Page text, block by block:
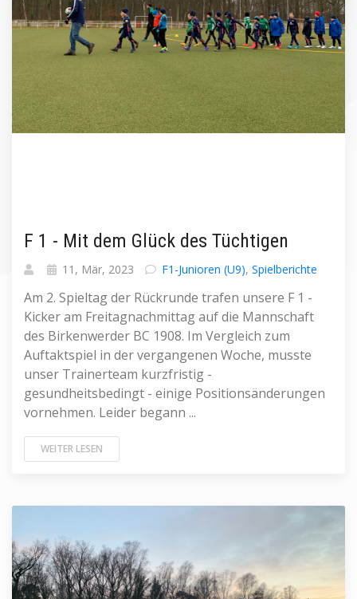
F 1 - Mit dem Glück des Tüchtigen
11, Mär, 2023 F1-Junioren (U9), Spielberichte
Am 2. Spieltag der Rückrunde trafen unsere F 1 -
Kicker am Freitagnachmittag auf die Mannschaft
des Birkenwerder BC 1908. Im Vergleich zum
Auftaktspiel in der vergangenen Woche, musste
unser Trainerteam kurzfristig -
gesundheitsbedingt - einige Positionsänderungen
vornehmen. Leider begann ...
WEITER LESEN